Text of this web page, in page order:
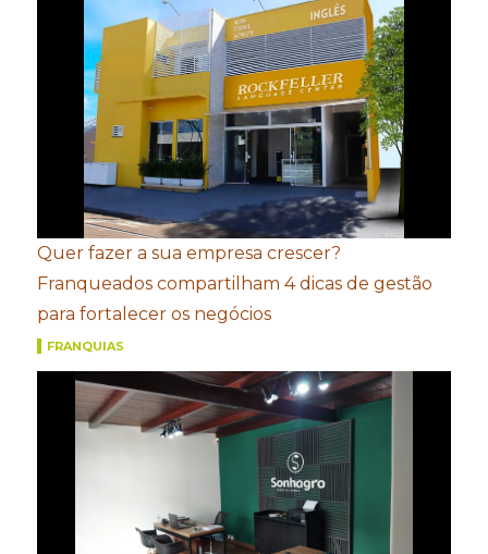
Quer fazer a sua empresa crescer?
Franqueados compartilham 4 dicas de gestão
para fortalecer os negócios
FRANQUIAS